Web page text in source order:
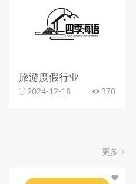
旅游度假行业
2024-12-18 370
更多